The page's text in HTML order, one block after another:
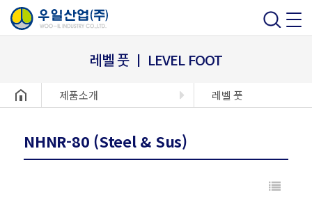
레벨 풋 ㅣ LEVEL FOOT
헤더설정 제품소개 레벨 풋
NHNR-80 (Steel & Sus)